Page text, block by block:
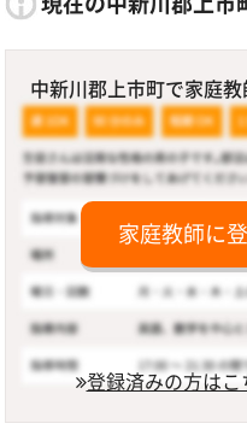
中新川郡上市町で家庭
家庭教師に
登録済みの方はこ